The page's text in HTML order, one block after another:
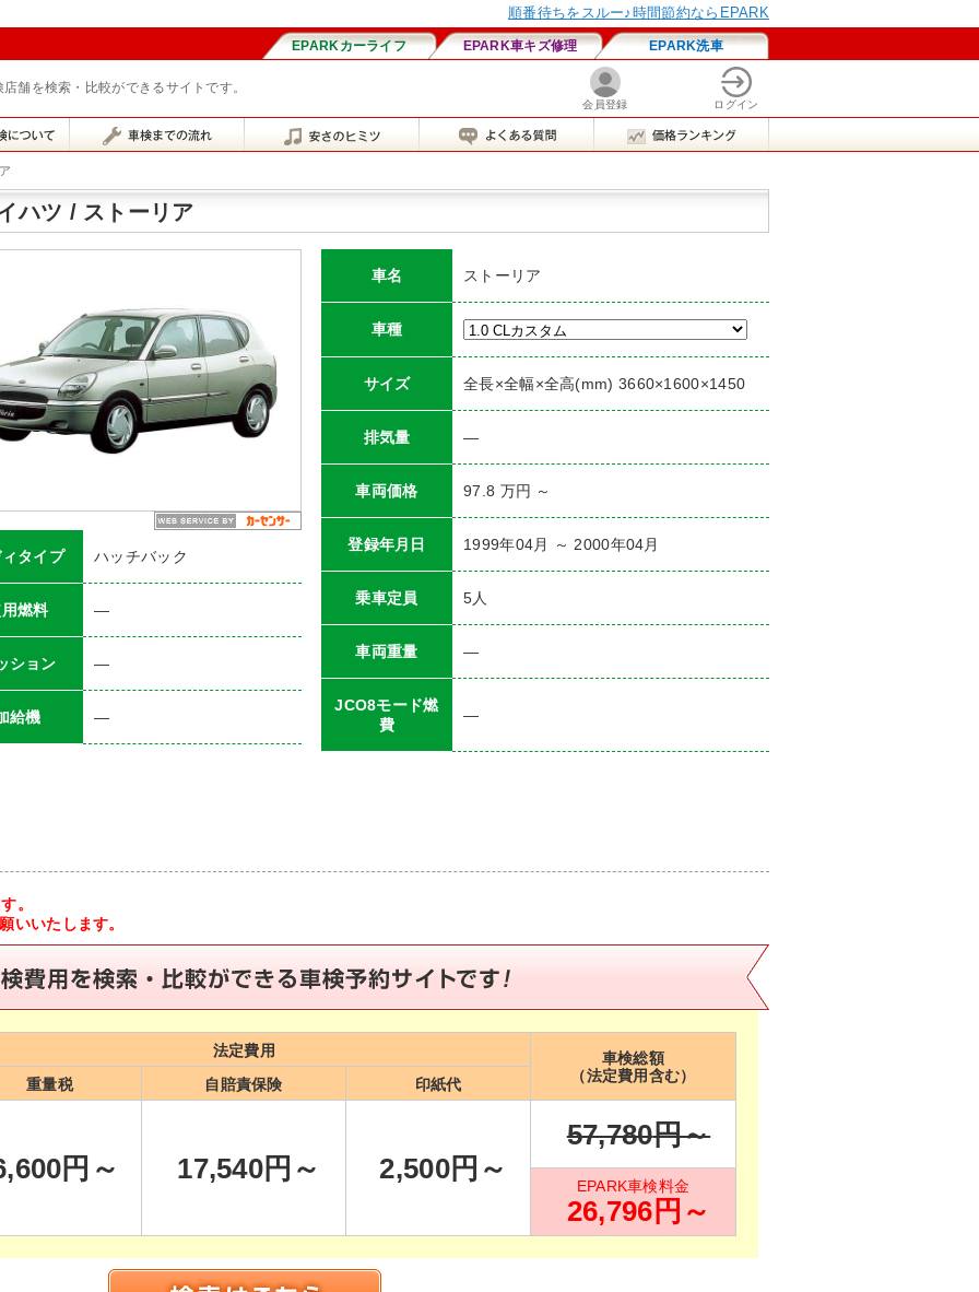
舗を検索・比較ができるサイトです。
ハツ / ストーリア
タイプ ハッチバック
燃料 ―
ション ―
給機 ―
車名 ストーリア
車種
サイズ 全長×全幅×全高(mm) 3660×1600×1450
排気量 ―
車両価格 97.8 万円 ～
登録年月日 1999年04月 ～ 2000年04月
乗車定員 5人
車両重量 ―
JCO8モード燃
費
―
。
いいたします。
法定費用
車検総額
（法定費用含む）
重量税 自賠責保険 印紙代
円～ 17,540円～ 2,500円～
57,780円～
EPARK車検料金
26,796 円～